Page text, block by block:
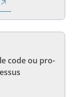
code ou pro-